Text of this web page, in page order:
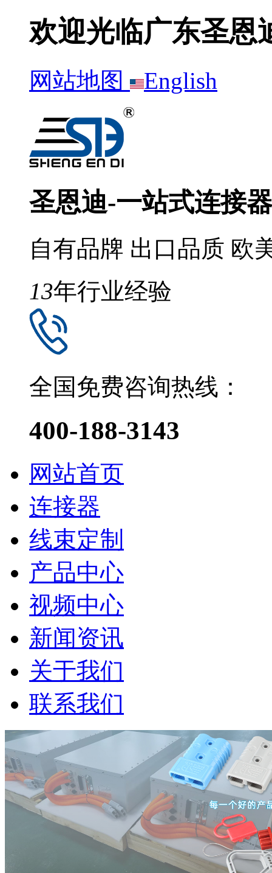
欢迎光临广东圣恩
网站地图 English
圣恩迪-一站式连接
自有品牌 出口品质 欧
13年行业经验
全国免费咨询热线：
400-188-3143
网站首页
连接器
线束定制
产品中心
视频中心
新闻资讯
关于我们
联系我们